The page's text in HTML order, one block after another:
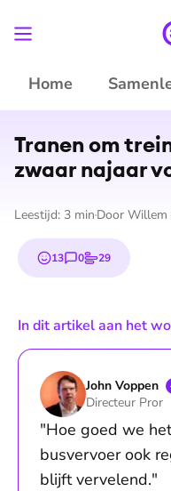
Home
Tranen om
zwaar najaar
Leestijd: 3 min Door Willem
13
emojis0
reacties
29
stemmen
In dit artikel aan het
John Voppen
Directeur Pror
"Hoe goed we het
busvervoer ook
blijft vervelend."